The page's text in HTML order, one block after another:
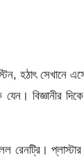
হঠাৎ সেখানে
বিজ্ঞানীর
রেনট্রি।